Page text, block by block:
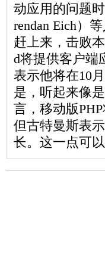
动应用的问题
rendan Eich）
赶上来，击败
d将提供客户端
表示他将在10
是，听起来像
言，移动版
但古特曼斯表
长。这一点可